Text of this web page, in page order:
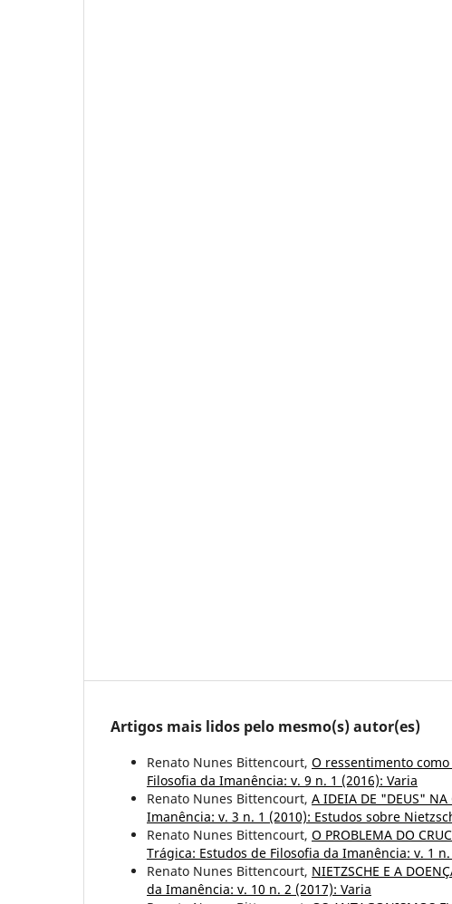
Artigos mais lidos pelo mesmo(s) autor(es)
Renato Nunes Bittencourt, O ressentimento
Filosofia da Imanência: v. 9 n. 1 (2016): Varia
Renato Nunes Bittencourt, A IDEIA DE "DEUS" NA
Imanência: v. 3 n. 1 (2010): Estudos sobre
Renato Nunes Bittencourt, O PROBLEMA DO
Trágica: Estudos de Filosofia da Imanência: v. 1
Renato Nunes Bittencourt, NIETZSCHE E A
da Imanência: v. 10 n. 2 (2017): Varia